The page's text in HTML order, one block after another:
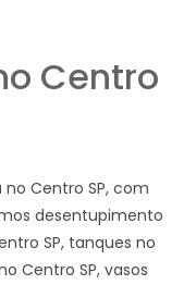
Centro
Centro SP, com
desentupimento
SP, tanques no
Centro SP, vasos